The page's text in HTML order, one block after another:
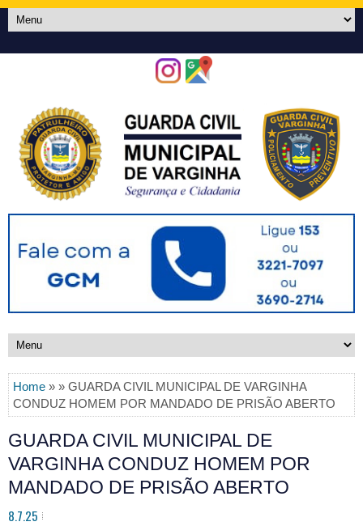
Home » » GUARDA CIVIL MUNICIPAL DE VARGINHA
CONDUZ HOMEM POR MANDADO DE PRISÃO ABERTO
GUARDA CIVIL MUNICIPAL DE
VARGINHA CONDUZ HOMEM POR
MANDADO DE PRISÃO ABERTO
8.7.25